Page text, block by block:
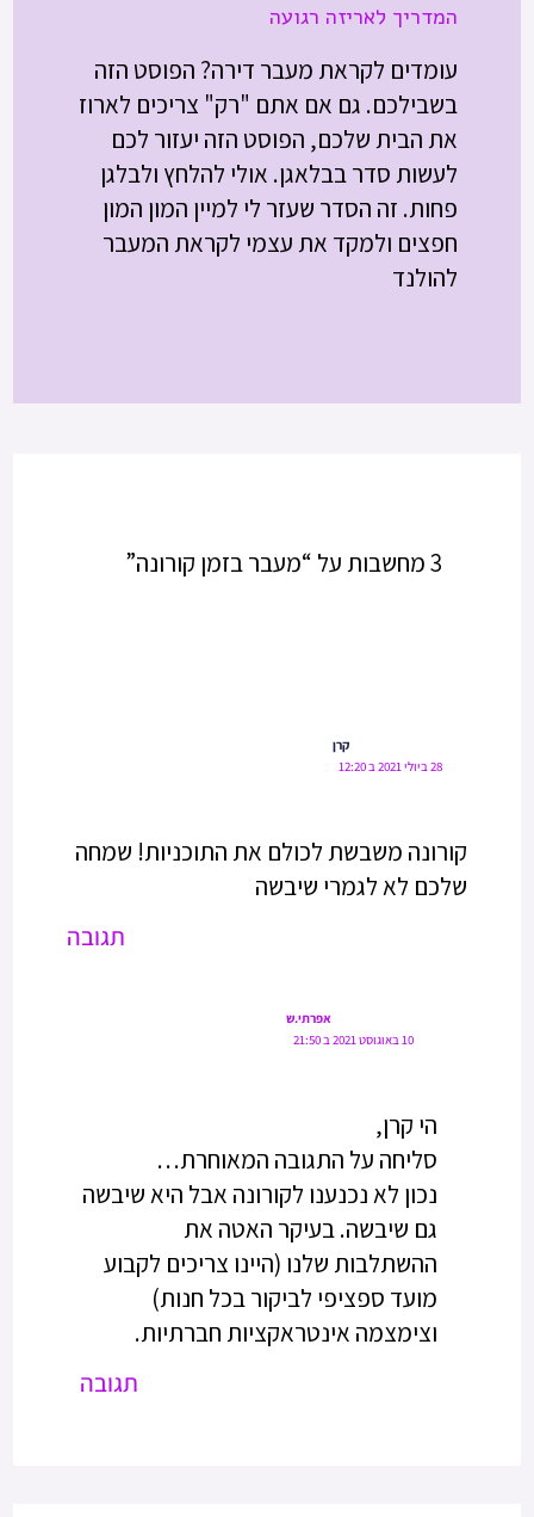
המדריך לאריזה רגועה
עומדים לקראת מעבר דירה? הפוסט הזה
בשבילכם. גם אם אתם "רק" צריכים לארוז
את הבית שלכם, הפוסט הזה יעזור לכם
לעשות סדר בבלאגן. אולי להלחץ ולבלגן
פחות. זה הסדר שעזר לי למיין המון המון
חפצים ולמקד את עצמי לקראת המעבר
להולנד
3 מחשבות על “מעבר בזמן קורונה”
קרן
28 ביולי 2021 ב 12:20
קורונה משבשת לכולם את התוכניות! שמחה
שלכם לא לגמרי שיבשה
תגובה
אפרתי.ש
10 באוגוסט 2021 ב 21:50
הי קרן,
סליחה על התגובה המאוחרת…
נכון לא נכנענו לקורונה אבל היא שיבשה
גם שיבשה. בעיקר האטה את
ההשתלבות שלנו (היינו צריכים לקבוע
מועד ספציפי לביקור בכל חנות)
וצימצמה אינטראקציות חברתיות.
תגובה